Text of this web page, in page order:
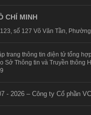
CHÍ MINH
số 127 Võ Văn Tần,
trang thông tin điện tử tổng
Sở Thông tin và Truyền thông
- 2026 – Công ty Cổ phần